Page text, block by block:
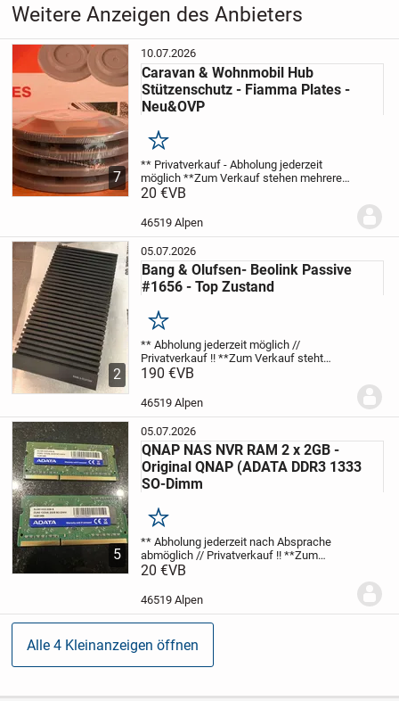
Weitere Anzeigen des Anbieters
7
10.07.2026
Caravan & Wohnmobil Hub
Stützenschutz - Fiamma Plates -
Neu&OVP
Merken
** Privatverkauf - Abholung jederzeit
möglich **Zum Verkauf stehen mehrere
Sets FIAMMA Plates / Modellnummer:
für die Stützen beim Wohnmobil und
Wohnwagen....
20 €VB
46519 Alpen
2
05.07.2026
Bang & Olufsen- Beolink Passive
#1656 - Top Zustand
Merken
** Abholung jederzeit möglich //
Privatverkauf !! **Zum Verkauf steht
Beolink Passive Type: 1656 / Baureihe
Hand.Das Beolink Passive ist eine
fernbedienbare...
190 €VB
46519 Alpen
5
05.07.2026
QNAP NAS NVR RAM 2 x 2GB -
Original QNAP (ADATA DDR3 1333
SO-Dimm
Merken
** Abholung jederzeit nach Absprache
abmöglich // Privatverkauf !! **Zum
Verkauf steht ein Set / 2x RAM-Bausteine
Erstausrüstung)
einem QNAP NVR...
20 €VB
46519 Alpen
Alle 4 Kleinanzeigen öffnen